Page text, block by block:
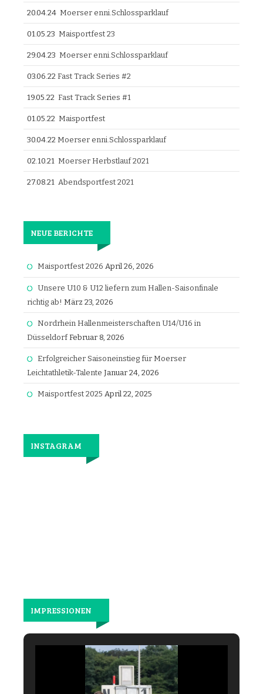
20.04.24 Moerser enni.Schlossparklauf
01.05.23 Maisportfest 23
29.04.23 Moerser enni.Schlossparklauf
03.06.22 Fast Track Series #2
19.05.22 Fast Track Series #1
01.05.22 Maisportfest
30.04.22 Moerser enni.Schlossparklauf
02.10.21 Moerser Herbstlauf 2021
27.08.21 Abendsportfest 2021
NEUE BERICHTE
Maisportfest 2026 April 26, 2026
Unsere U10 & U12 liefern zum Hallen-Saisonfinale
richtig ab! März 23, 2026
Nordrhein Hallenmeisterschaften U14/U16 in
Düsseldorf Februar 8, 2026
Erfolgreicher Saisoneinstieg für Moerser
Leichtathletik-Talente Januar 24, 2026
Maisportfest 2025 April 22, 2025
INSTAGRAM
IMPRESSIONEN